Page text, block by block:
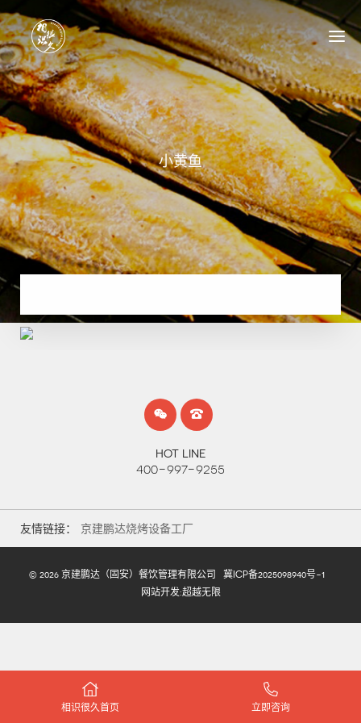
首页
关于我们
相识很久菜品
品牌加盟
成功案例
新闻中心
联系我们
相识很久首页 立即咨询
小黄鱼
HOT LINE
400-997-9255
友情链接： 京建鹏达烧烤设备工厂
© 2026 京建鹏达（固安）餐饮管理有限公司
冀ICP备2025098940号-1
网站开发:超越无限